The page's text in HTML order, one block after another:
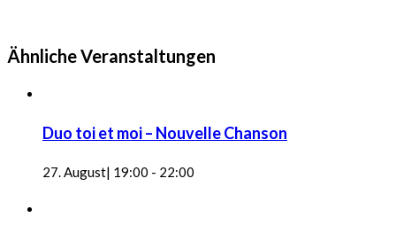
Ähnliche Veranstaltungen
Duo toi et moi – Nouvelle Chanson
27. August| 19:00 - 22:00